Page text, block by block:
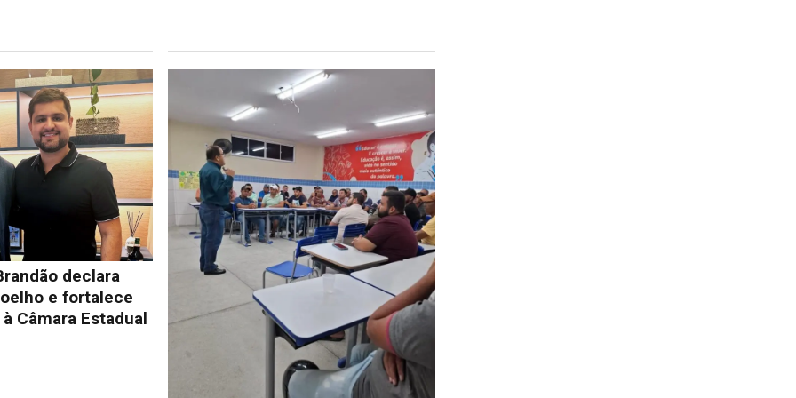
declara
e fortalece
Câmara Estadual